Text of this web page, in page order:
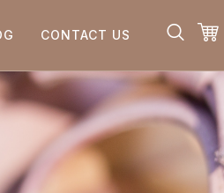
CONTACT US